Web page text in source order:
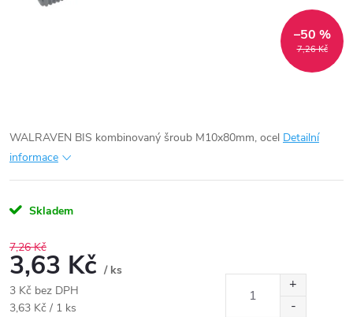
7,26 Kč
–50 %
WALRAVEN BIS kombinovaný šroub M10x80mm, ocel Detailní
informace
Skladem
7,26 Kč
3,63 Kč / ks
3 Kč bez DPH
Měrná
3,63 Kč / 1 ks